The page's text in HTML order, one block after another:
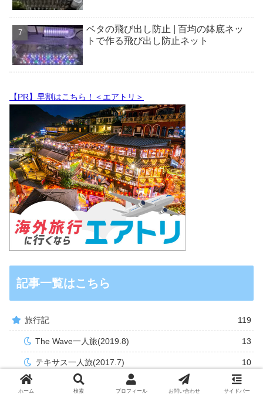
ベタの飛び出し防止 | 百均の鉢底ネッ
トで作る飛び出し防止ネット
【PR】早割はこちら！＜エアトリ＞
記事一覧はこちら
旅行記 119
The Wave一人旅(2019.8) 13
テキサス一人旅(2017.7) 10
サンノゼ出張記(2016.6)
ホーム 検索 プロフィール お問い合わせ サイドバー